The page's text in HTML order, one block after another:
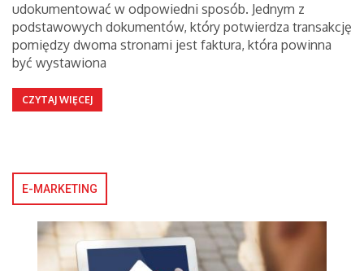
udokumentować w odpowiedni sposób. Jednym z
podstawowych dokumentów, który potwierdza transakcję
pomiędzy dwoma stronami jest faktura, która powinna
być wystawiona
CZYTAJ WIĘCEJ
E-MARKETING